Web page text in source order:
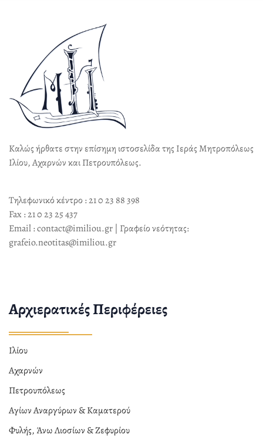
Καλώς ήρθατε στην επίσημη ιστοσελίδα της Ιεράς Μητροπόλεως
Ιλίου, Αχαρνών και Πετρουπόλεως.
Τηλεφωνικό κέντρο : 21 0 23 88 398
Fax : 21 0 23 25 437
Email : contact@imiliou.gr | Γραφείο νεότητας:
grafeio.neotitas@imiliou.gr
Αρχιερατικές Περιφέρειες
Ιλίου
Αχαρνών
Πετρουπόλεως
Αγίων Αναργύρων & Καματερού
Φυλής, Άνω Λιοσίων & Ζεφυρίου